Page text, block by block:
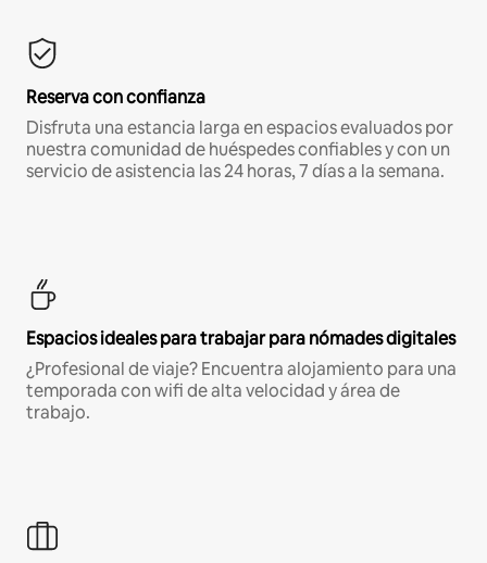
Reserva con confianza
Disfruta una estancia larga en espacios evaluados por
nuestra comunidad de huéspedes confiables y con un
servicio de asistencia las 24 horas, 7 días a la semana.
Espacios ideales para trabajar para nómades digitales
¿Profesional de viaje? Encuentra alojamiento para una
temporada con wifi de alta velocidad y área de
trabajo.